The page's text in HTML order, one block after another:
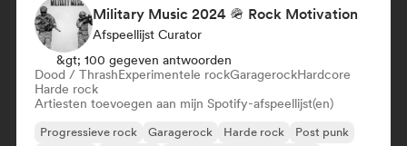
Military Music 2024 🪖 Rock Motivation
Afspeellijst Curator
&gt; 100 gegeven antwoorden
Dood / ThrashExperimentele rockGaragerockHardcore
Harde rock
Artiesten toevoegen aan mijn Spotify-afspeellijst(en)
Progressieve rock Garagerock Harde rock
Post punk